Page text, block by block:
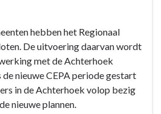
hebben het Regionaal
De uitvoering daarvan wordt
met de Achterhoek
nieuwe CEPA periode gestart
in de Achterhoek volop bezig
nieuwe plannen.